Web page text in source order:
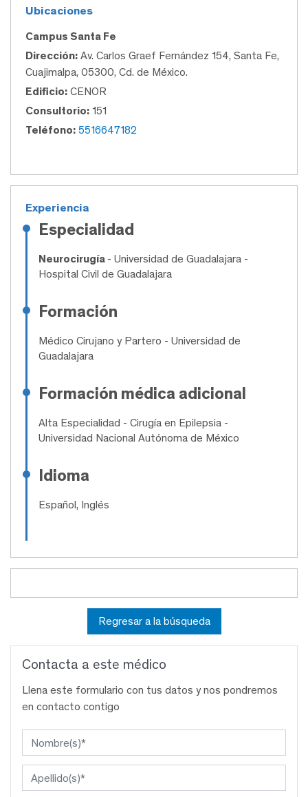
Ubicaciones
Campus Santa Fe
Dirección: Av. Carlos Graef Fernández 154, Santa Fe,
Cuajimalpa, 05300, Cd. de México.
Edificio: CENOR
Consultorio: 151
Teléfono: 5516647182
Experiencia
Especialidad
Neurocirugía - Universidad de Guadalajara -
Hospital Civil de Guadalajara
Formación
Médico Cirujano y Partero - Universidad de
Guadalajara
Formación médica adicional
Alta Especialidad - Cirugía en Epilepsia -
Universidad Nacional Autónoma de México
Idioma
Español, Inglés
Regresar a la búsqueda
Contacta a este médico
Llena este formulario con tus datos y nos pondremos
en contacto contigo